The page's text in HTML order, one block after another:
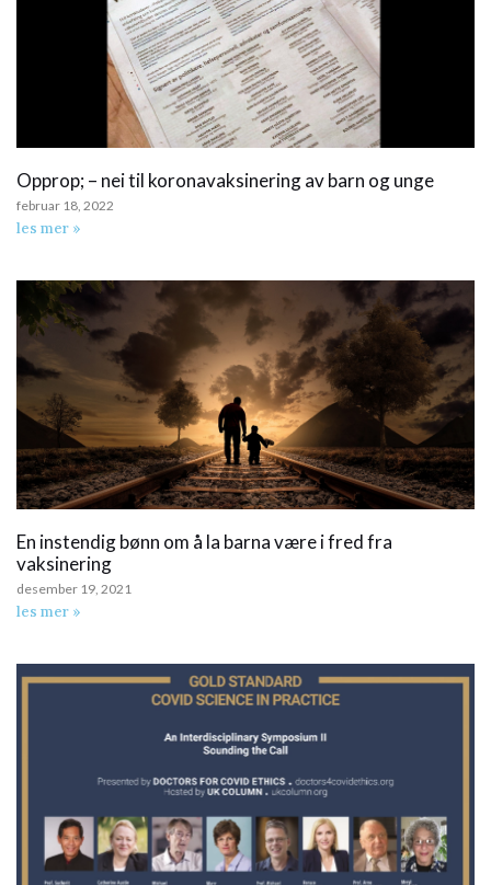
Opprop; – nei til koronavaksinering av barn og unge
februar 18, 2022
les mer »
En instendig bønn om å la barna være i fred fra
vaksinering
desember 19, 2021
les mer »